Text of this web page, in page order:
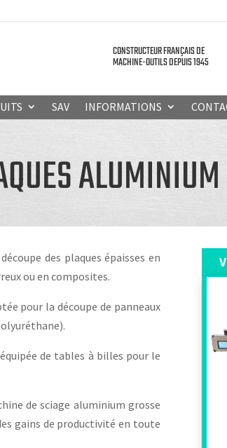
CONSTRUCTEUR FRANÇAIS DE
MACHINE-OUTILS DEPUIS 1945
SAV INFORMATIONS
des plaques épaisses en
ou en composites.
pour la découpe de panneaux
de tables à billes pour le
de sciage aluminium grosse
gains de productivité en toute